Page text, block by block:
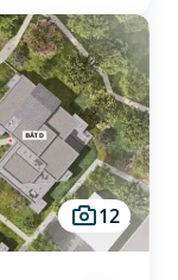
intégrés, d'une
ce bien rare sur le
12